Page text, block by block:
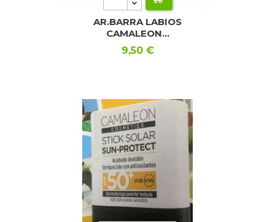
AR.BARRA LABIOS
CAMALEON...
Precio
9,50 €